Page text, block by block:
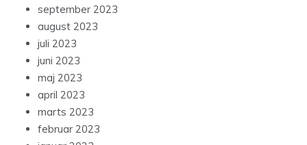
september 2023
august 2023
juli 2023
juni 2023
maj 2023
april 2023
marts 2023
februar 2023